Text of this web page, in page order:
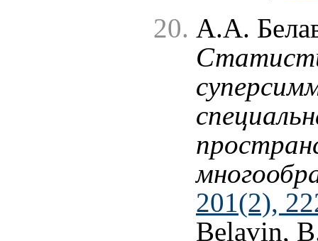
А.А.
201(2),
Belavin,